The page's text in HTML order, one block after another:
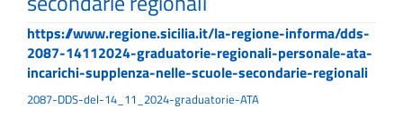
https://www.regione.sicilia.it/la-regione-informa/dds-
2087-14112024-graduatorie-regionali-personale-ata-
incarichi-supplenza-nelle-scuole-secondarie-regionali
2087-DDS-del-14_11_2024-graduatorie-ATA